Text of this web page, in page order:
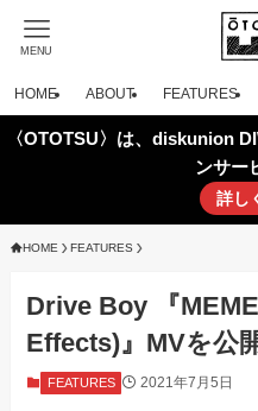
MENU
HOME ABOUT FEATURES
〈OTOTSU〉は、diskunion
ンサー
詳し
HOME FEATURES
Drive Boy 『
Effects)』MVを公
FEATURES 2021年7月5日